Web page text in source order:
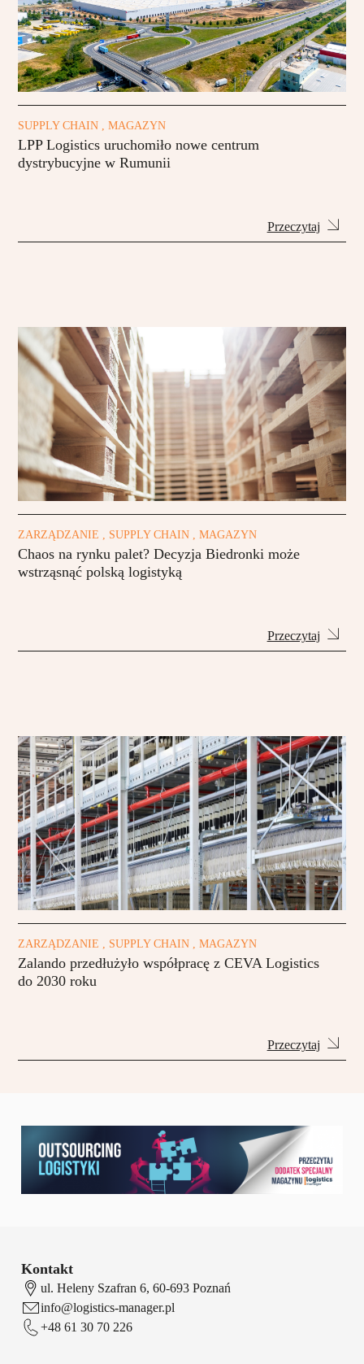
SUPPLY CHAIN , MAGAZYN
LPP Logistics uruchomiło nowe centrum
dystrybucyjne w Rumunii
Przeczytaj
ZARZĄDZANIE , SUPPLY CHAIN , MAGAZYN
Chaos na rynku palet? Decyzja Biedronki może
wstrząsnąć polską logistyką
Przeczytaj
ZARZĄDZANIE , SUPPLY CHAIN , MAGAZYN
Zalando przedłużyło współpracę z CEVA Logistics
do 2030 roku
Przeczytaj
Kontakt
ul. Heleny Szafran 6, 60-693 Poznań
info@logistics-manager.pl
+48 61 30 70 226